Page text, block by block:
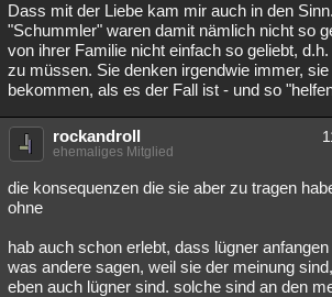
Dass mit der Liebe kam mir auch in den
"Schummler" waren damit nämlich nicht so
von ihrer Familie nicht einfach so geliebt,
zu müssen. Sie denken irgendwie immer,
bekommen, als es der Fall ist - und so
rockandroll
ehemaliges Mitglied
die konsequenzen die sie aber zu tragen
ohne
hab auch schon erlebt, dass lügner
was andere sagen, weil sie der meinung
eben auch lügner sind. solche sind an den